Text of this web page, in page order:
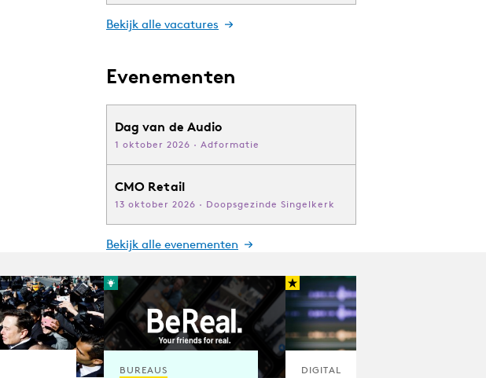
Bekijk alle vacatures
Evenementen
Dag van de Audio
1 oktober 2026 · Adformatie
CMO Retail
13 oktober 2026 · Doopsgezinde Singelkerk
Bekijk alle evenementen
BUREAUS
DIGITAL